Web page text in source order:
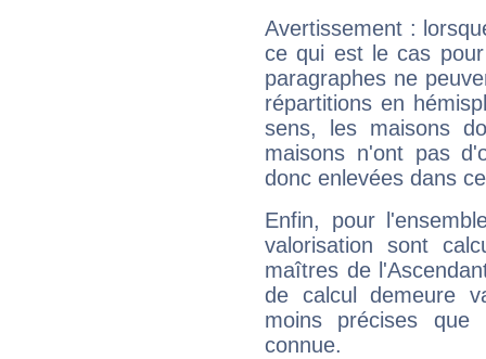
Avertissement :
ce qui est le cas
paragraphes ne
répartitions en
sens, les maisons
maisons n'ont pas
donc enlevées dans
Enfin, pour
valorisation sont
maîtres de
de calcul demeure
moins précises que
connue.